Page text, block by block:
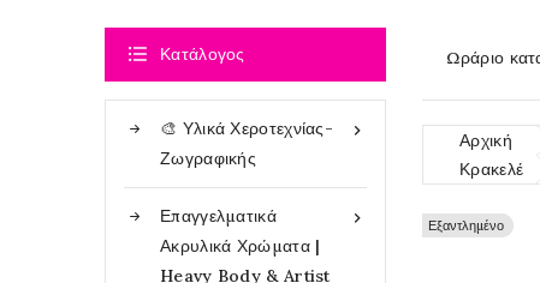
Ωράριο
 Κατάλογος

🎨 Υλικά Χεροτεχνίας-
Ζωγραφικής

Επαγγελματικά
Ακρυλικά Χρώματα |
Heavy Body & Artist
Αρχική
Κρακελέ
Εξαντλημένο
Εξαντλημένο